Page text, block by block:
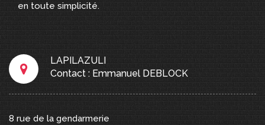
en toute simplicité.
LAPILAZULI
Contact : Emmanuel DEBLOCK
8 rue de la gendarmerie